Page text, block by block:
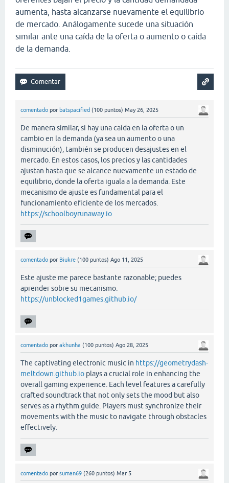
aumenta, hasta alcanzarse nuevamente el equilibrio
de mercado. Análogamente sucede una situación
similar ante una caída de la oferta o aumento o caída
de la demanda.
comentado por batspacified (100 puntos) May 26, 2025
De manera similar, si hay una caída en la oferta o un
cambio en la demanda (ya sea un aumento o una
disminución), también se producen desajustes en el
mercado. En estos casos, los precios y las cantidades
ajustan hasta que se alcance nuevamente un estado de
equilibrio, donde la oferta iguala a la demanda. Este
mecanismo de ajuste es fundamental para el
funcionamiento eficiente de los mercados.
https://schoolboyrunaway.io
comentado por Biukre (100 puntos) Ago 11, 2025
Este ajuste me parece bastante razonable; puedes
aprender sobre su mecanismo.
https://unblocked1games.github.io/
comentado por akhunha (100 puntos) Ago 28, 2025
The captivating electronic music in https://geometrydash-
meltdown.github.io plays a crucial role in enhancing the
overall gaming experience. Each level features a carefully
crafted soundtrack that not only sets the mood but also
serves as a rhythm guide. Players must synchronize their
movements with the music to navigate through obstacles
effectively.
comentado por suman69 (260 puntos) Mar 5